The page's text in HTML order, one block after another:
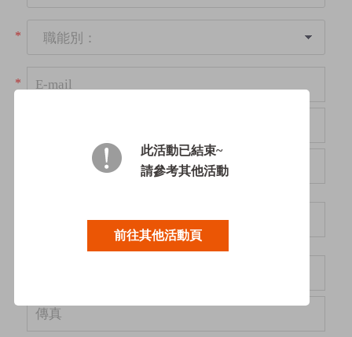
此活動已結束~
請參考其他活動
前往其他活動頁
* 職能別：
*